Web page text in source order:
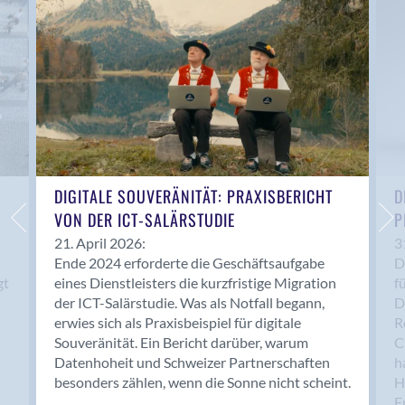
Anwil
Appenzell
Au SG
Baar
Baden
Balsthal
Balzers
Basel
Bassersdorf
Belp
Bendern
Benken (SG)
Bergdietikon
Berlin
Bern
Bern - Liebefeld
DIGITALE SOUVERÄNITÄT: PRAXISBERICHT
VON DER ICT-SALÄRSTUDIE
21. April 2026:
Ende 2024 erforderte die Geschäftsaufgabe
eines Dienstleisters die kurzfristige Migration
der ICT-Salärstudie. Was als Notfall begann,
erwies sich als Praxisbeispiel für digitale
Souveränität. Ein Bericht darüber, warum
Datenhoheit und Schweizer Partnerschaften
besonders zählen, wenn die Sonne nicht scheint.